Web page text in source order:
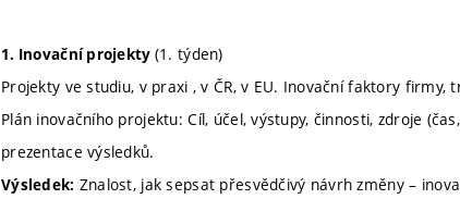
1. Inovační projekty (1. týden)
Projekty ve studiu, v praxi , v ČR, v EU. Inovační faktory firmy,
Plán inovačního projektu: Cíl, účel, výstupy, činnosti, zdroje
prezentace výsledků.
Výsledek: Znalost, jak sepsat přesvědčivý návrh změny –